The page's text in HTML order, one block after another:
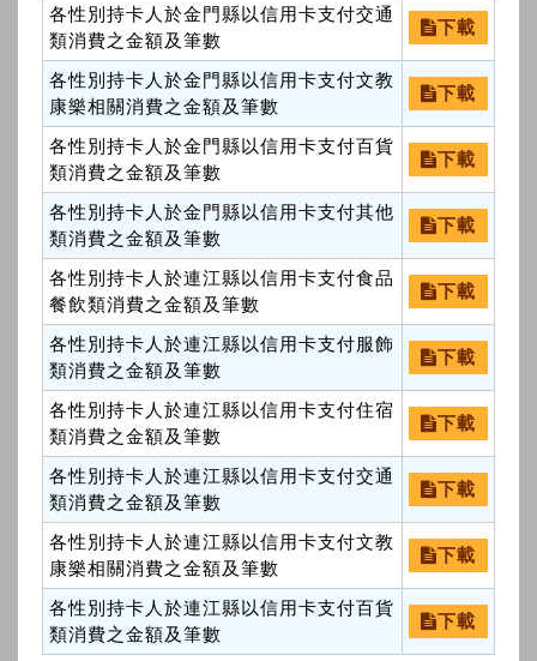
各性別持卡人於金門縣以信用卡支付交通
類消費之金額及筆數
下載
各性別持卡人於金門縣以信用卡支付文教
康樂相關消費之金額及筆數
下載
各性別持卡人於金門縣以信用卡支付百貨
類消費之金額及筆數
下載
各性別持卡人於金門縣以信用卡支付其他
類消費之金額及筆數
下載
各性別持卡人於連江縣以信用卡支付食品
餐飲類消費之金額及筆數
下載
各性別持卡人於連江縣以信用卡支付服飾
類消費之金額及筆數
下載
各性別持卡人於連江縣以信用卡支付住宿
類消費之金額及筆數
下載
各性別持卡人於連江縣以信用卡支付交通
類消費之金額及筆數
下載
各性別持卡人於連江縣以信用卡支付文教
康樂相關消費之金額及筆數
下載
各性別持卡人於連江縣以信用卡支付百貨
類消費之金額及筆數
下載